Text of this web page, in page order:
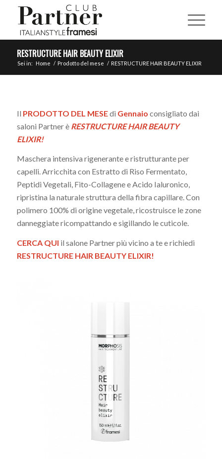
RESTRUCTURE HAIR BEAUTY ELIXIR
Sei in: Home / Prodotto del mese / RESTRUCTURE HAIR BEAUTY ELIXIR
Il PRODOTTO DEL MESEdi Gennaio consigliato dai
saloni Partner è RESTRUCTURE HAIR BEAUTY
ELIXIR!
Maschera intensiva rigenerante e ristrutturante per
capelli. Arricchita con Estratto di Riso Fermentato,
Peptidi Vegetali, Fito-Collagene e Acido Ialuronico,
ripristina la naturale struttura della fibra capillare. Con
polimero 100% di origine vegetale, ricostruisce le zone
danneggiate ricompattando e sigillando le cuticole.
CERCA QUI il salone Partner più vicino a te e richiedi
RESTRUCTURE HAIR BEAUTY ELIXIR!